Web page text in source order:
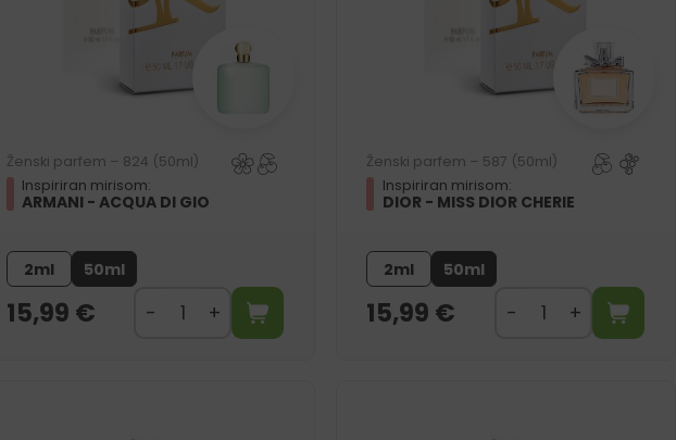
Ženski parfem – 824 (50ml)
Inspiriran mirisom:
ARMANI - ACQUA DI GIO
2ml 50ml
15,99 €
Ženski parfem – 587 (50ml)
Inspiriran mirisom:
DIOR - MISS DIOR CHERIE
2ml 50ml
15,99 €